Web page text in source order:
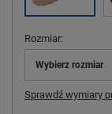
Rozmiar
Wybierz rozmiar
Sprawdź wymiary